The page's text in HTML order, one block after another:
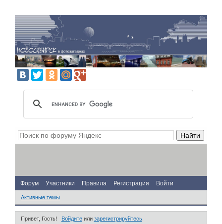
Форум Участники Правила Регистрация Войти
Активные темы
Привет, Гость! Войдитеили зарегистрируйтесь.